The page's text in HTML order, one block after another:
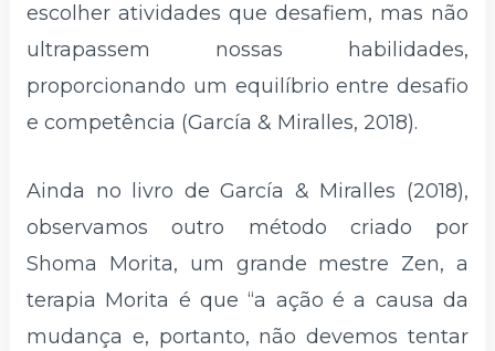
escolher atividades que desafiem, mas não
ultrapassem nossas habilidades,
proporcionando um equilíbrio entre desafio
e competência (García & Miralles, 2018).
Ainda no livro de García & Miralles (2018),
observamos outro método criado por
Shoma Morita, um grande mestre Zen, a
terapia Morita é que “a ação é a causa da
mudança e, portanto, não devemos tentar